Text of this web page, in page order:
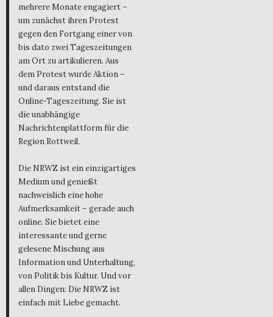
mehrere Monate engagiert –
um zunächst ihren Protest
gegen den Fortgang einer von
bis dato zwei Tageszeitungen
am Ort zu artikulieren. Aus
dem Protest wurde Aktion –
und daraus entstand die
Online-Tageszeitung. Sie ist
die unabhängige
Nachrichtenplattform für die
Region Rottweil.
Die NRWZ ist ein einzigartiges
Medium und genießt
nachweislich eine hohe
Aufmerksamkeit – gerade auch
online. Sie bietet eine
interessante und gerne
gelesene Mischung aus
Information und Unterhaltung,
von Politik bis Kultur. Und vor
allen Dingen: Die NRWZ ist
einfach mit Liebe gemacht.